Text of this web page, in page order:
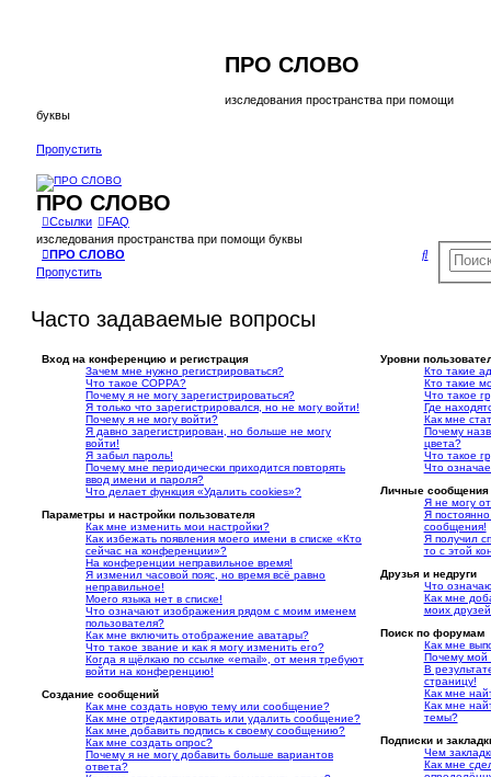
ПРО СЛОВО
изследования пространства при помощи
буквы
Пропустить
ПРО СЛОВО
изследования пространства при помощи буквы
Пропустить
Ссылки FAQ
ПРО СЛОВО
П
к
Часто задаваемые вопросы
Вход на конференцию и регистрация
Зачем мне нужно регистрироваться?
Что такое COPPA?
Почему я не могу зарегистрироваться?
Я только что зарегистрировался, но не могу войти!
Почему я не могу войти?
Я давно зарегистрирован, но больше не могу
войти!
Я забыл пароль!
Почему мне периодически приходится повторять
ввод имени и пароля?
Что делает функция «Удалить cookies»?
Параметры и настройки пользователя
Как мне изменить мои настройки?
Как избежать появления моего имени в списке «Кто
сейчас на конференции»?
На конференции неправильное время!
Я изменил часовой пояс, но время всё равно
неправильное!
Моего языка нет в списке!
Что означают изображения рядом с моим именем
пользователя?
Как мне включить отображение аватары?
Что такое звание и как я могу изменить его?
Когда я щёлкаю по ссылке «email», от меня требуют
войти на конференцию!
Создание сообщений
Как мне создать новую тему или сообщение?
Как мне отредактировать или удалить сообщение?
Как мне добавить подпись к своему сообщению?
Как мне создать опрос?
Почему я не могу добавить больше вариантов
ответа?
Уровни
Кто такие
Кто такие
Что такое
Где
Как мне
Почему
цвета?
Что такое
Что
Личные сообщения
Я не могу
Я
сообщения!
Я получил
то с этой
Друзья и недруги
Что
Как мне
моих
Поиск по форумам
Как мне
Почему мой
В
страницу!
Как мне
Как мне
темы?
Подписки и
Чем
Как мне